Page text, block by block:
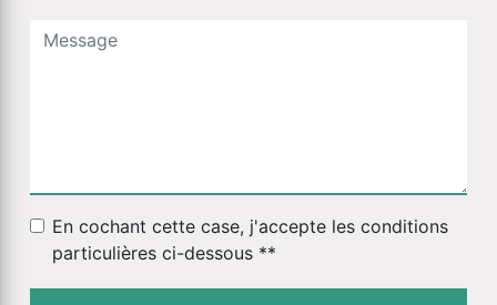
En cochant cette case, j'accepte les conditions
particulières ci-dessous **